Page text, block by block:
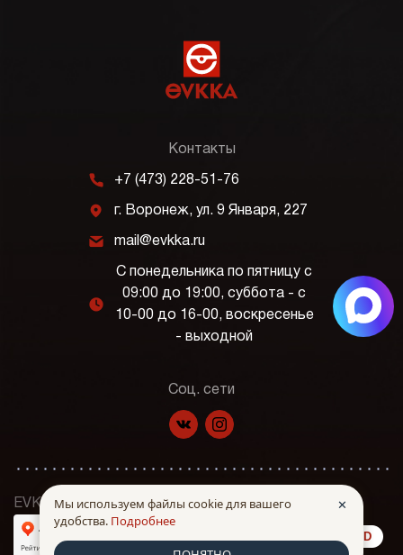
Контакты
m +7 (473) 228-51-76
j г. Воронеж, ул. 9 Января, 227
k mail@evkka.ru
l
С понедельника по пятницу с
09:00 до 19:00, суббота - с
10-00 до 16-00, воскресенье
- выходной
Соц. сети
f p
EVKKA © Все права защищены. 2026 г.
made in INTRID
Мы используем файлы cookie для вашего
удобства. Подробнее
✕